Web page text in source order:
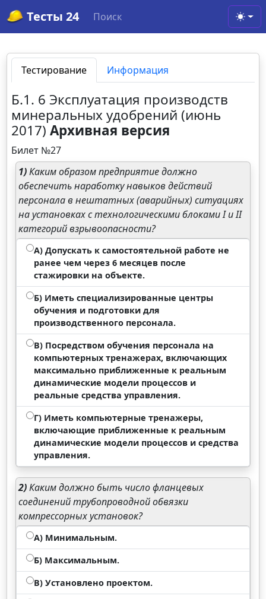
Тесты 24 Поиск
Тестирование Информация
Б.1. 6 Эксплуатация производств
минеральных удобрений (июнь
2017)Архивная версия
Билет №27
1)Каким образом предприятие должно
обеспечить наработку навыков действий
персонала в нештатных (аварийных) ситуациях
на установках с технологическими блоками I и II
категорий взрывоопасности?
А) Допускать к самостоятельной работе не
ранее чем через 6 месяцев после
стажировки на объекте.
Б) Иметь специализированные центры
обучения и подготовки для
производственного персонала.
В) Посредством обучения персонала на
компьютерных тренажерах, включающих
максимально приближенные к реальным
динамические модели процессов и
реальные средства управления.
Г) Иметь компьютерные тренажеры,
включающие приближенные к реальным
динамические модели процессов и средства
управления.
2)Каким должно быть число фланцевых
соединений трубопроводной обвязки
компрессорных установок?
А) Минимальным.
Б) Максимальным.
В) Установлено проектом.